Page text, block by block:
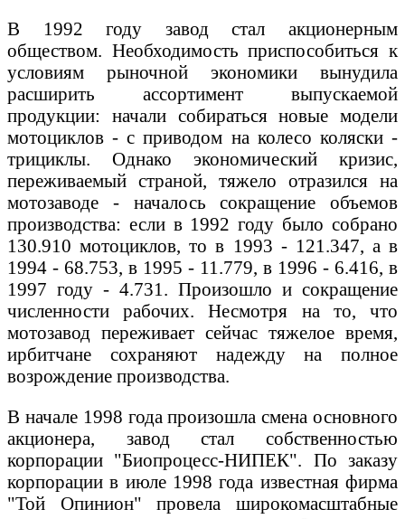
В 1992 году завод стал акционерным
обществом. Необходимость приспособиться к
условиям рыночной экономики вынудила
расширить ассортимент выпускаемой
продукции: начали собираться новые модели
мотоциклов - с приводом на колесо коляски -
трициклы. Однако экономический кризис,
переживаемый страной, тяжело отразился на
мотозаводе - началось сокращение объемов
производства: если в 1992 году было собрано
130.910 мотоциклов, то в 1993 - 121.347, а в
1994 - 68.753, в 1995 - 11.779, в 1996 - 6.416, в
1997 году - 4.731. Произошло и сокращение
численности рабочих. Несмотря на то, что
мотозавод переживает сейчас тяжелое время,
ирбитчане сохраняют надежду на полное
возрождение производства.
В начале 1998 года произошла смена основного
акционера, завод стал собственностью
корпорации "Биопроцесс-НИПЕК". По заказу
корпорации в июле 1998 года известная фирма
"Той Опинион" провела широкомасштабные